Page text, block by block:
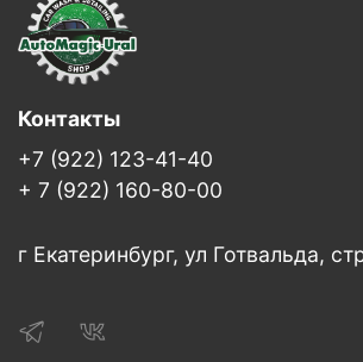
Контакты
+7 (922) 123-41-40
+ 7 (922) 160-80-00
г Екатеринбург, ул Готвальда,